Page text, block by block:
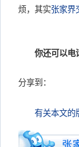
烦，其实张家界
你还可以电话
分享到：
有关本文的